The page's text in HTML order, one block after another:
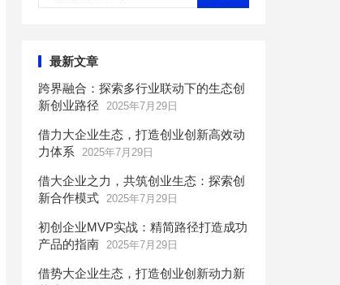
最新文章
跨界融合：探索多行业联动下的生态创
新创业路径
2025年7月29日
借力大企业生态，打造创业创新高效动
力体系
2025年7月29日
借大企业之力，共筑创业生态：探索创
新合作模式 2025年7月29日
初创企业MVP实战：精简路径打造成功
产品的指南 2025年7月29日
借势大企业生态，打造创业创新动力新